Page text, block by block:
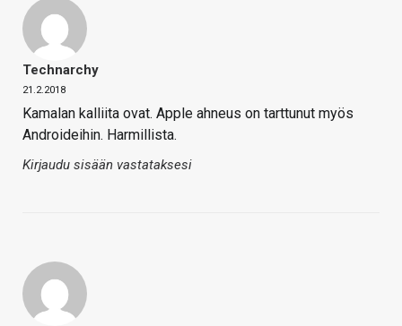
Technarchy
21.2.2018
Kamalan kalliita ovat. Apple ahneus on tarttunut myös
Androideihin. Harmillista.
Kirjaudu sisään vastataksesi